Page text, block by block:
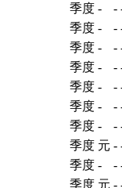
季度 - -
季度 - -
季度 - -
季度 - -
季度 - -
季度 - -
季度 - -
季度 元 -
季度 - -
季度 元 -